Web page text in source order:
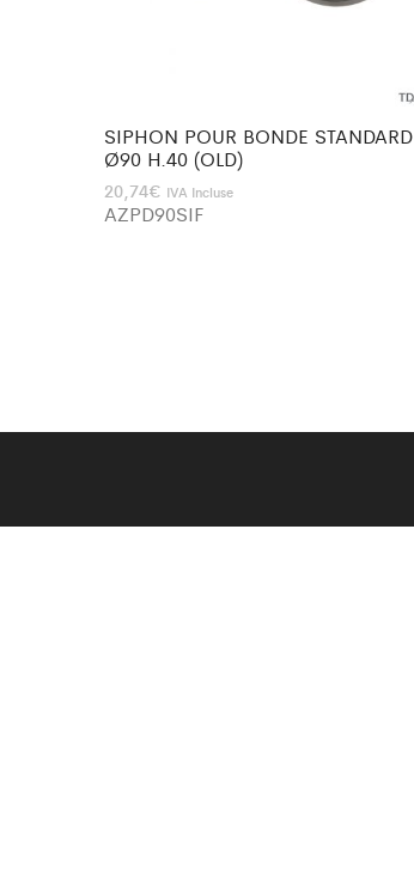
SIPHON POUR BONDE STANDARD
Ø90 H.40 (OLD)
20,74€ IVA Incluse
AZPD90SIF